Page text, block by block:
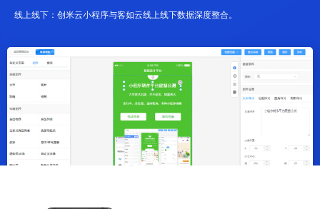
线上线下：创米云小程序与客如云线上线下数据深度整合。